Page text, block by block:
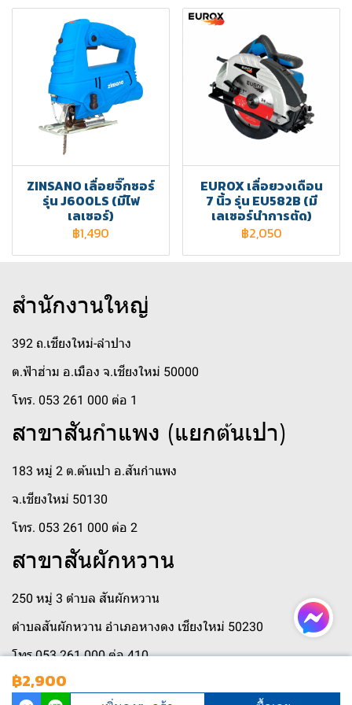
ZINSANO เลื่อยจิ๊กซอร์
รุ่น J600LS (มีไฟ
เลเซอร์)
฿1,490
EUROX เลื่อยวงเดือน
7 นิ้ว รุ่น EU582B (มี
เลเซอร์นำการตัด)
฿2,050
฿2,900
สำนักงานใหญ่
392 ถ.เชียงใหม่-ลำปาง
ต.ฟ้าฮ่าม อ.เมือง จ.เชียงใหม่ 50000
โทร. 053 261 000 ต่อ 1
สาขาสันกำแพง (แยกต้นเปา)
183 หมู่ 2 ต.ต้นเปา อ.สันกำแพง
จ.เชียงใหม่ 50130
โทร. 053 261 000 ต่อ 2
สาขาสันผักหวาน
250 หมู่ 3 ตำบล สันผักหวาน
ตำบลสันผักหวาน อำเภอหางดง เชียงใหม่ 50230
โทร 053 261 000 ต่อ 410